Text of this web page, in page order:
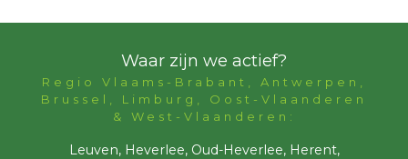
Waar zijn we actief?
Regio Vlaams-Brabant, Antwerpen,
Brussel, Limburg, Oost-Vlaanderen
& West-Vlaanderen:
Leuven, Heverlee, Oud-Heverlee, Herent,